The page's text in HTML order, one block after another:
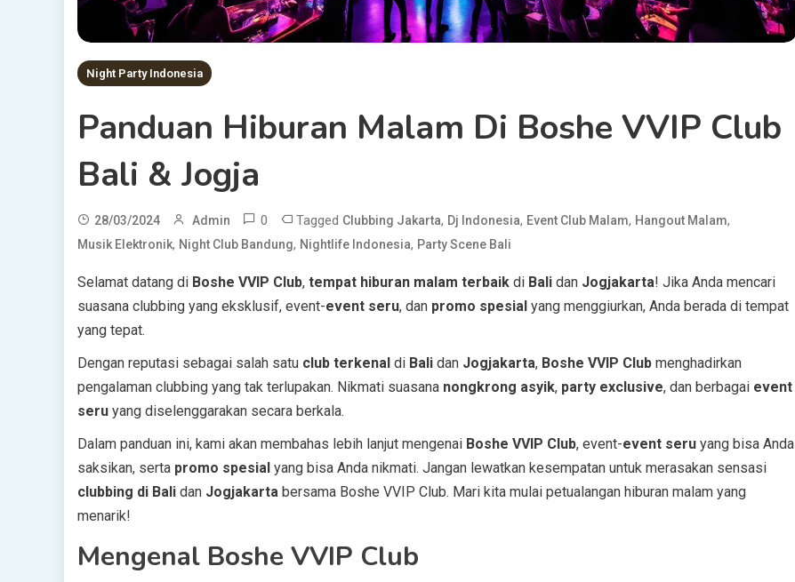
Night Party Indonesia
Panduan Hiburan Malam Di Boshe VVIP Club
Bali & Jogja
28/03/2024 Admin 0 Tagged Clubbing Jakarta, Dj Indonesia, Event Club Malam, Hangout Malam,
Musik Elektronik, Night Club Bandung, Nightlife Indonesia, Party Scene Bali
Selamat datang di Boshe VVIP Club, tempat hiburan malam terbaik di Bali dan Jogjakarta! Jika Anda mencari
suasana clubbing yang eksklusif, event-event seru, dan promo spesial yang menggiurkan, Anda berada di tempat
yang tepat.
Dengan reputasi sebagai salah satu club terkenal di Bali dan Jogjakarta, Boshe VVIP Club menghadirkan
pengalaman clubbing yang tak terlupakan. Nikmati suasana nongkrong asyik, party exclusive, dan berbagai event
seru yang diselenggarakan secara berkala.
Dalam panduan ini, kami akan membahas lebih lanjut mengenai Boshe VVIP Club, event-event seru yang bisa Anda
saksikan, serta promo spesial yang bisa Anda nikmati. Jangan lewatkan kesempatan untuk merasakan sensasi
clubbing di Bali dan Jogjakarta bersama Boshe VVIP Club. Mari kita mulai petualangan hiburan malam yang
menarik!
Mengenal Boshe VVIP Club